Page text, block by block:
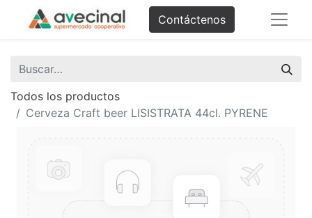
Contáctenos
Todos los productos
Cerveza Craft beer LISISTRATA 44cl. PYRENE